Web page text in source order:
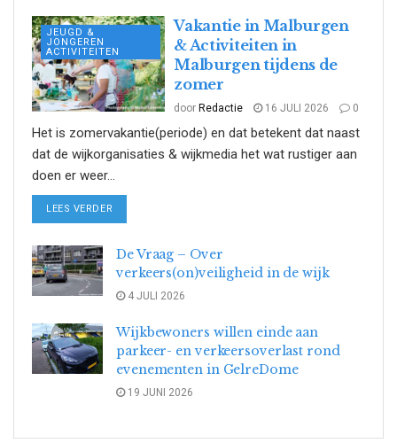
JEUGD &
JONGEREN
ACTIVITEITEN
Vakantie in Malburgen
& Activiteiten in
Malburgen tijdens de
zomer
door Redactie 16 JULI 2026 0
Het is zomervakantie(periode) en dat betekent dat naast
dat de wijkorganisaties & wijkmedia het wat rustiger aan
doen er weer...
LEES VERDER
De Vraag – Over
verkeers(on)veiligheid in de wijk
4 JULI 2026
Wijkbewoners willen einde aan
parkeer- en verkeersoverlast rond
evenementen in GelreDome
19 JUNI 2026